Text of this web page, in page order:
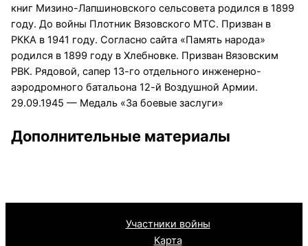
книг Мизино-Лапшиновского сельсовета родился в 1899
году. До войны Плотник Вязовского МТС. Призван в
РККА в 1941 году. Согласно сайта «Память народа»
родился в 1899 году в Хлебновке. Призван Вязовским
РВК. Рядовой, сапер 13-го отдельного инженерно-
аэродромного батальона 12-й Воздушной Армии.
29.09.1945 — Медаль «За боевые заслуги»
Дополнительные материалы
Участники войны
Карта